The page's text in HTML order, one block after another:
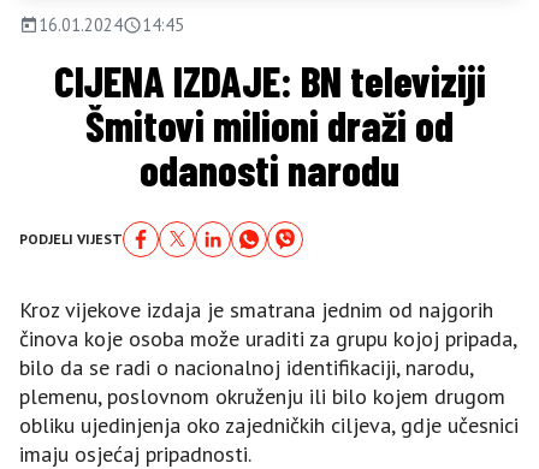
16.01.2024 14:45
CIJENA IZDAJE: BN televiziji
Šmitovi milioni draži od
odanosti narodu
PODJELI VIJEST
Kroz vijekove izdaja je smatrana jednim od najgorih
činova koje osoba može uraditi za grupu kojoj pripada,
bilo da se radi o nacionalnoj identifikaciji, narodu,
plemenu, poslovnom okruženju ili bilo kojem drugom
obliku ujedinjenja oko zajedničkih ciljeva, gdje učesnici
imaju osjećaj pripadnosti.